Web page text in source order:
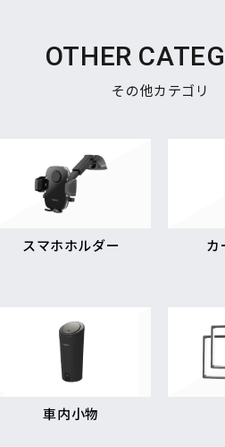
OTHER
その他カテゴリ
スマホホルダー カ
車内小物